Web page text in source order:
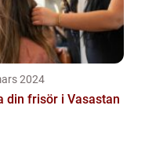
2024
din frisör i Vasastan